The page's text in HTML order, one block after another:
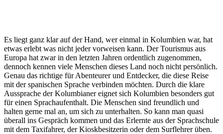
Es liegt ganz klar auf der Hand, wer einmal in Kolumbien war, hat
etwas erlebt was nicht jeder vorweisen kann. Der Tourismus aus
Europa hat zwar in den letzten Jahren ordentlich zugenommen,
dennoch kennen viele Menschen dieses Land noch nicht persönlich.
Genau das richtige für Abenteurer und Entdecker, die diese Reise
mit der spanischen Sprache verbinden möchten. Durch die klare
Aussprache der Kolumbianer eignet sich Kolumbien besonders gut
für einen Sprachaufenthalt. Die Menschen sind freundlich und
halten gerne mal an, um sich zu unterhalten. So kann man quasi
überall ins Gespräch kommen und das Erlernte aus der Sprachschule
mit dem Taxifahrer, der Kioskbesitzerin oder dem Surflehrer üben.